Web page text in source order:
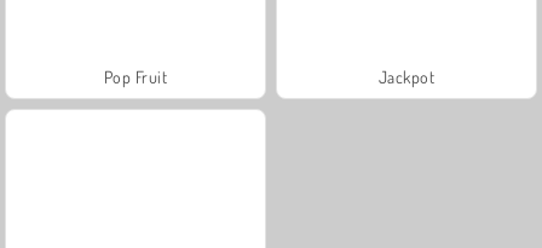
Pop Fruit Jackpot